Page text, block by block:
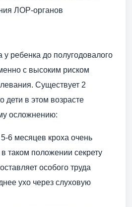
ЛОР-органов
у ребенка до полугодовалого
с высоким риском
Существует 2
дети в этом возрасте
осложнению:
6 месяцев кроха очень
таком положении секрету
особого труда
ухо через слуховую